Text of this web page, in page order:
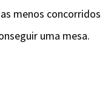
menos concorridos
uma mesa.